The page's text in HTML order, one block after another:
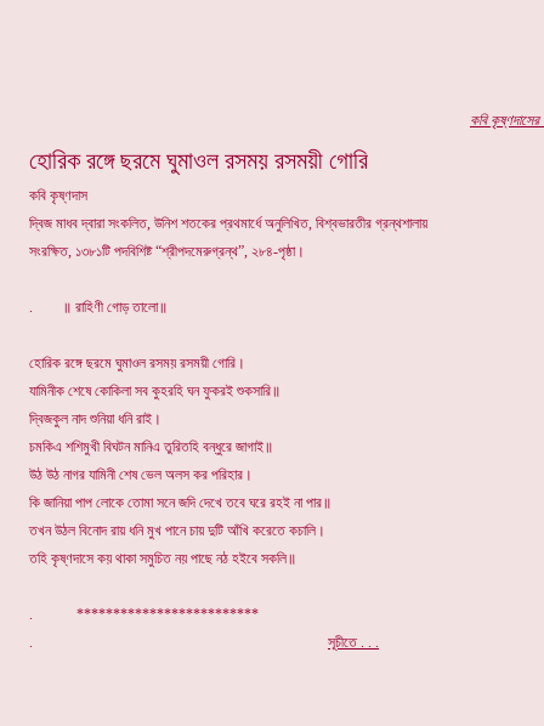
হোরিক রঙ্গে ছরমে ঘুমাওল রসময় রসময়ী গোরি
কবি কৃষ্ণদাস
দ্বিজ মাধব দ্বারা সংকলিত, উনিশ শতকের প্রথমার্ধে অনুলিখিত, বিশ্বভারতীর গ্রন্থশালায়
সংরক্ষিত, ১৩৮১টি পদবিশিষ্ট “শ্রীপদমেরুগ্রন্থ”, ২৮৪-পৃষ্ঠা।
. ॥ রাহিণী গোড় তালো॥
হোরিক রঙ্গে ছরমে ঘুমাওল রসময় রসময়ী গোরি।
যামিনীক শেষে কোকিলা সব কুহরহি ঘন ফুকরই শুকসারি॥
দ্বিজকুল নাদ শুনিয়া ধনি রাই।
চমকিএ শশিমুখী বিঘটন মানিএ তুরিতহি বন্ধুরে জাগাই॥
উঠ উঠ নাগর যামিনী শেষ ভেল অলস কর পরিহার।
কি জানিয়া পাপ লোকে তোমা সনে জদি দেখে তবে ঘরে রহই না পার॥
তখন উঠল বিনোদ রায় ধনি মুখ পানে চায় দুটি আঁখি করেতে কচালি।
তহি কৃষ্ণদাসে কয় থাকা সমুচিত নয় পাছে নঠ হইবে সকলি॥
. *************************
. সূচীতে . . .
কবি কৃষ্ণদাসের